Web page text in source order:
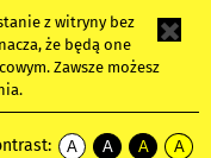
z witryny bez
że będą one
Zawsze możesz
A
A
A
A